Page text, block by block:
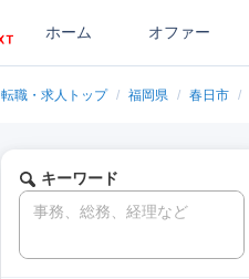
ホーム オファー
転職・求人トップ / 福岡県 / 春日市 /
キーワード